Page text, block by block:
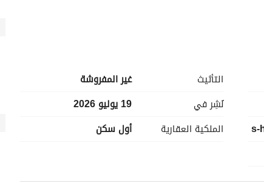
التأثيث
غير المفروشة
نُشِر في
19 يوليو 2026
الملكية العقارية
أول سكن